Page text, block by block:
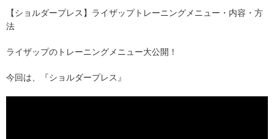
【ショルダープレス】ライザップトレーニングメニュー・内容・方
法
ライザップのトレーニングメニュー大公開！
今回は、『ショルダープレス』